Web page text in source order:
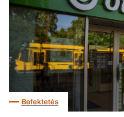
Befektetés